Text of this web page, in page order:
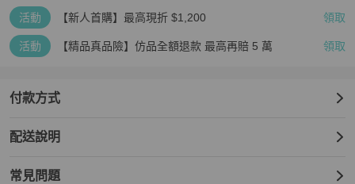
活動 【新人首購】最高現折 $1,200 領取
活動 【精品真品險】仿品全額退款 最高再賠 5 萬 領取
付款方式
配送說明
常見問題